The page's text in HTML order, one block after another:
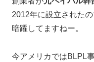
2012年に設立された
暗躍してますねー。
今アメリカではBLPL